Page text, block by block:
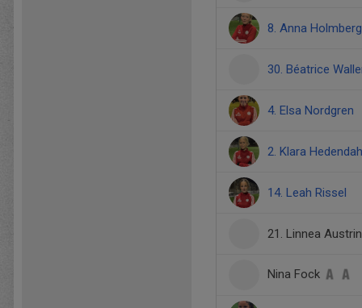
8. Anna Holmberg
30. Béatrice
4. Elsa Nordgren
2. Klara
14. Leah Rissel
21. Linnea Austrin
Nina Fock